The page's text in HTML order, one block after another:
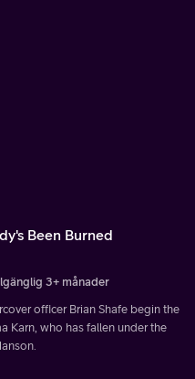
Been Burned
3+ månader
officer Brian Shafe begin the
Karn, who has fallen under the